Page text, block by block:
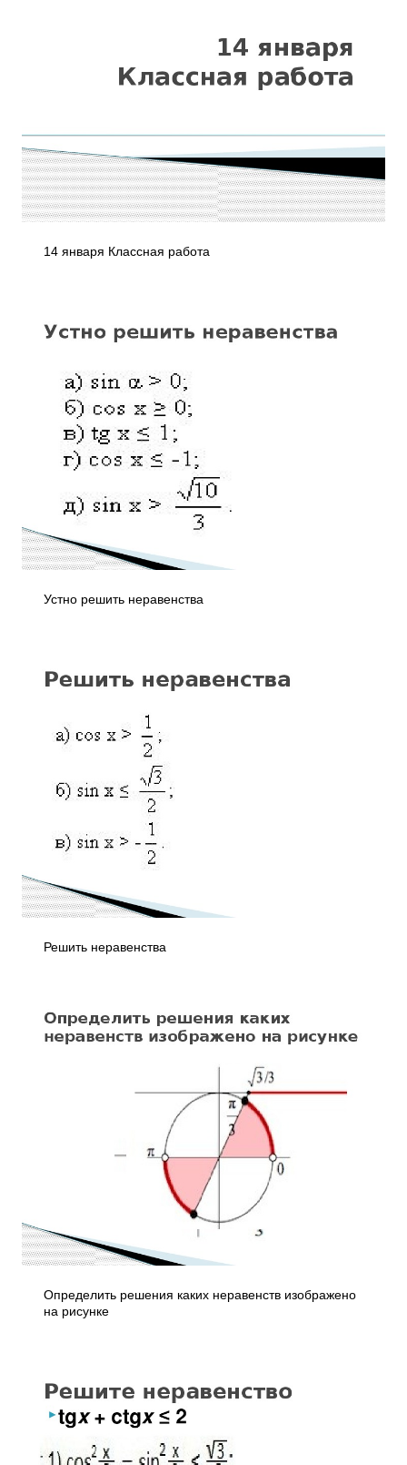
14 января Классная работа
Устно решить неравенства
Решить неравенства
Определить решения каких неравенств изображено
на рисунке